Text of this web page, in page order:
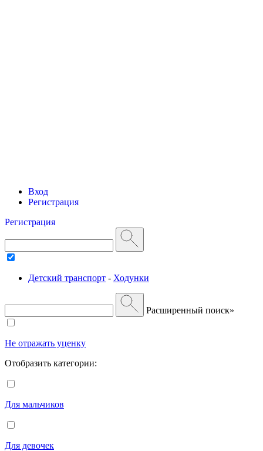
Вход
Регистрация
Регистрация
Детский транспорт - Ходунки
Расширенный поиск»
Не отражать уценку
Отобразить категории:
Для мальчиков
Для девочек